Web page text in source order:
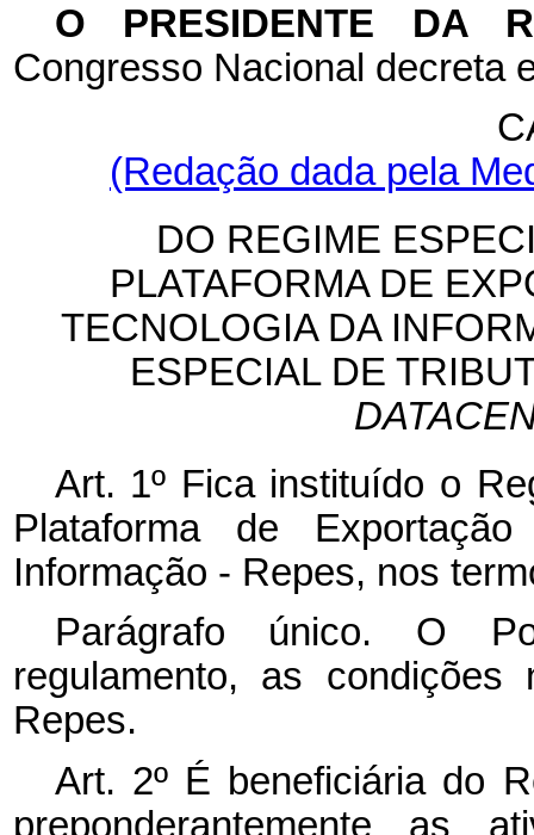
O PRESIDENTE DA
Congresso Nacional decreta
(Redação dada pela
DO REGIME
PLATAFORMA DE
TECNOLOGIA DA
ESPECIAL DE
Art. 1º Fica instituído o
Plataforma de
Informação - Repes, nos
Parágrafo único. O
regulamento, as
Repes.
Art. 2º É beneficiária do
preponderantemente as